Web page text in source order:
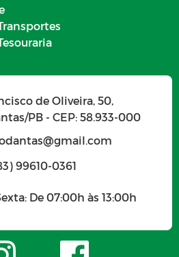
de Oliveira, 50,
PB - CEP: 58.933-000
99610-0361
De 07:00h às 13:00h